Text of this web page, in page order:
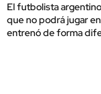
El futbolista
que no podrá jugar
entrenó de forma